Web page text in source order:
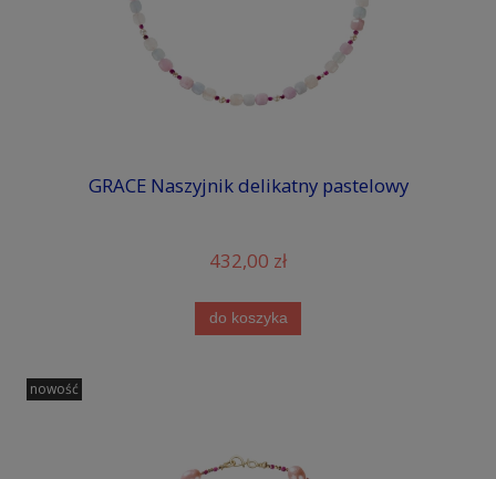
GRACE Naszyjnik delikatny pastelowy
432,00 zł
do koszyka
nowość